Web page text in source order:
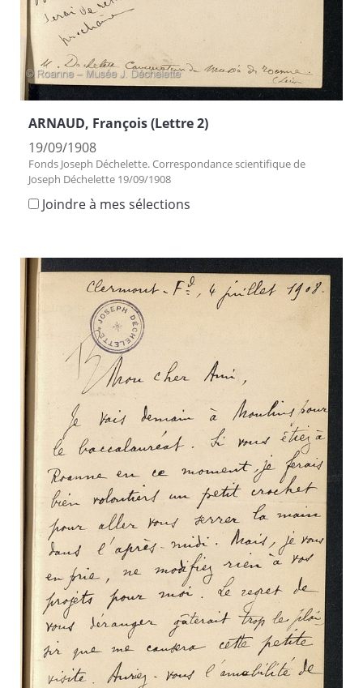
ARNAUD, François (Lettre 2)
19/09/1908
Fonds Joseph Déchelette. Correspondance scientifique de
Joseph Déchelette 19/09/1908
Joindre à mes sélections